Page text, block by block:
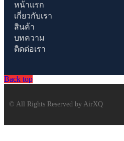
หน้าแรก
เกี่ยวกับเรา
สินค้า
บทความ
ติดต่อเรา
Back top
© All Rights Reserved by AirXQ